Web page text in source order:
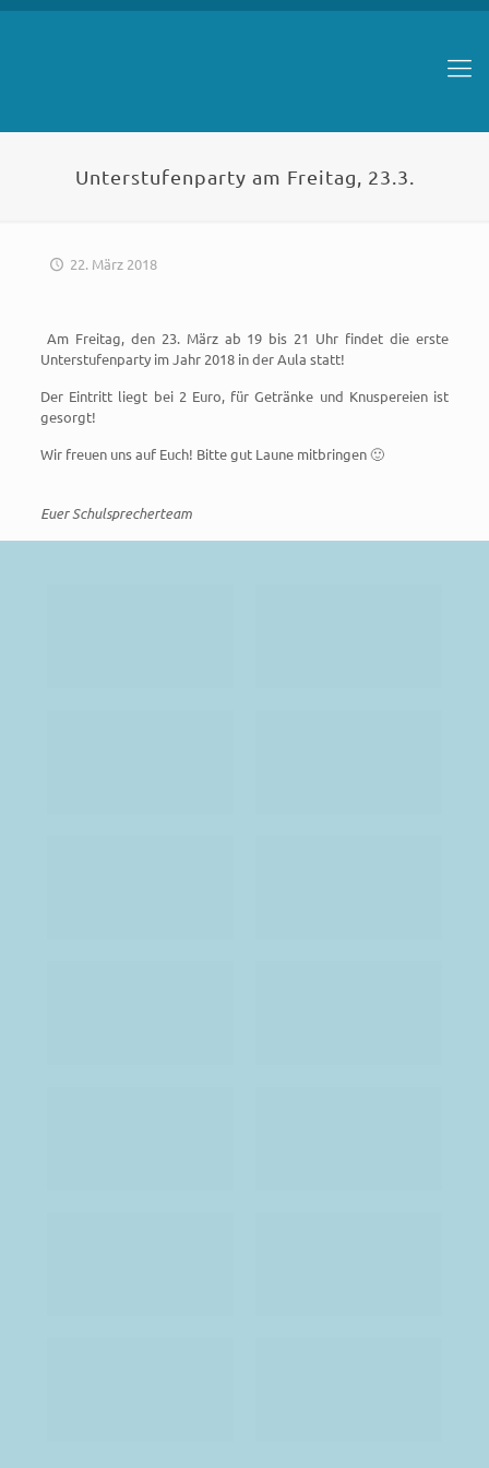
Unterstufenparty am Freitag, 23.3.
22. März 2018
Am Freitag, den 23. März ab 19 bis 21 Uhr findet die erste
Unterstufenparty im Jahr 2018 in der Aula statt!
Der Eintritt liegt bei 2 Euro, für Getränke und Knuspereien ist
gesorgt!
Wir freuen uns auf Euch! Bitte gut Laune mitbringen 🙂
Euer Schulsprecherteam